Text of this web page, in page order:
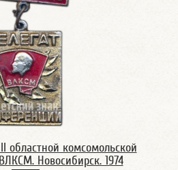
областной комсомольской
Новосибирск. 1974